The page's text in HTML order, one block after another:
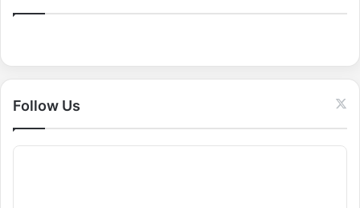
r
:
Follow Us